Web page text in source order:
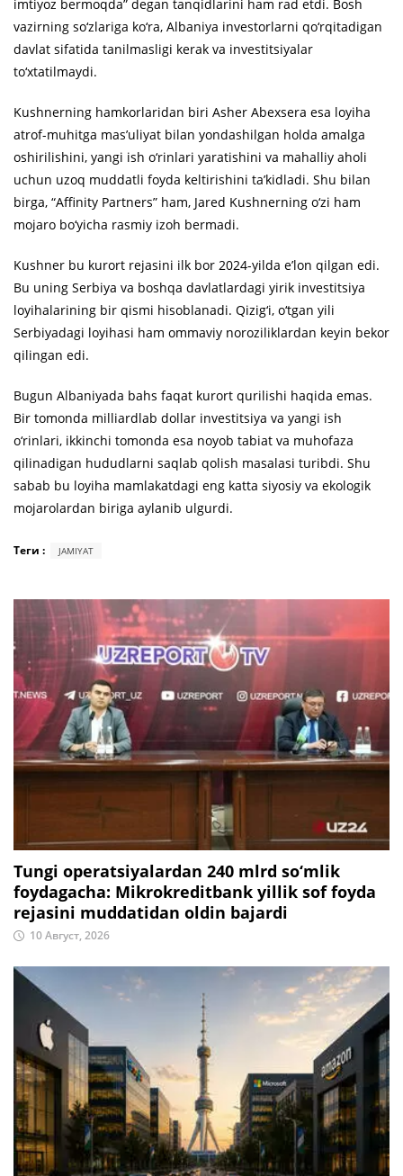
imtiyoz bermoqda” degan tanqidlarini ham rad etdi. Bosh
vazirning so‘zlariga ko‘ra, Albaniya investorlarni qo‘rqitadigan
davlat sifatida tanilmasligi kerak va investitsiyalar
to‘xtatilmaydi.
Kushnerning hamkorlaridan biri Asher Abexsera esa loyiha
atrof-muhitga mas’uliyat bilan yondashilgan holda amalga
oshirilishini, yangi ish o‘rinlari yaratishini va mahalliy aholi
uchun uzoq muddatli foyda keltirishini ta’kidladi. Shu bilan
birga, “Affinity Partners” ham, Jared Kushnerning o‘zi ham
mojaro bo‘yicha rasmiy izoh bermadi.
Kushner bu kurort rejasini ilk bor 2024-yilda e’lon qilgan edi.
Bu uning Serbiya va boshqa davlatlardagi yirik investitsiya
loyihalarining bir qismi hisoblanadi. Qizig‘i, o‘tgan yili
Serbiyadagi loyihasi ham ommaviy noroziliklardan keyin bekor
qilingan edi.
Bugun Albaniyada bahs faqat kurort qurilishi haqida emas.
Bir tomonda milliardlab dollar investitsiya va yangi ish
o‘rinlari, ikkinchi tomonda esa noyob tabiat va muhofaza
qilinadigan hududlarni saqlab qolish masalasi turibdi. Shu
sabab bu loyiha mamlakatdagi eng katta siyosiy va ekologik
mojarolardan biriga aylanib ulgurdi.
Теги : JAMIYAT
Tungi operatsiyalardan 240 mlrd so‘mlik
foydagacha: Mikrokreditbank yillik sof foyda
rejasini muddatidan oldin bajardi
10 Август, 2026